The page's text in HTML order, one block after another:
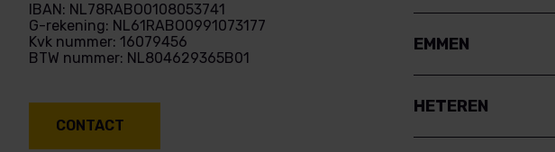
IBAN: NL78RABO0108053741
G-rekening: NL61RABO0991073177
Kvk nummer: 16079456
BTW nummer: NL804629365B01
CONTACT
EMMEN
HETEREN